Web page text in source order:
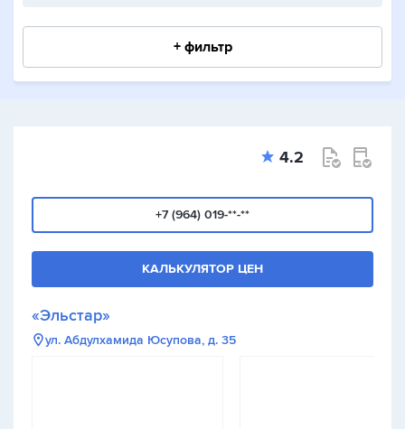
+ фильтр
4.2
+7 (964) 019-**-**
КАЛЬКУЛЯТОР ЦЕН
«Эльстар»
ул. Абдулхамида Юсупова, д. 35